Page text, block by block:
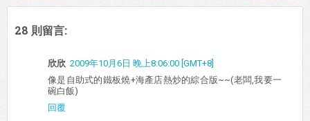
28 則留言:
欣欣 2009年10月6日 晚上8:06:00 [GMT+8]
像是自助式的鐵板燒+海產店熱炒的綜合版~~(老闆,我要一
碗白飯)
回覆